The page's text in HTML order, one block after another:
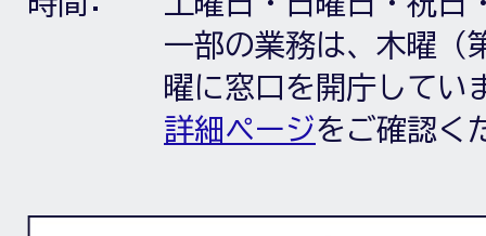
一部の業務は、木曜（
曜に窓口を開庁してい
詳細ページをご確認く